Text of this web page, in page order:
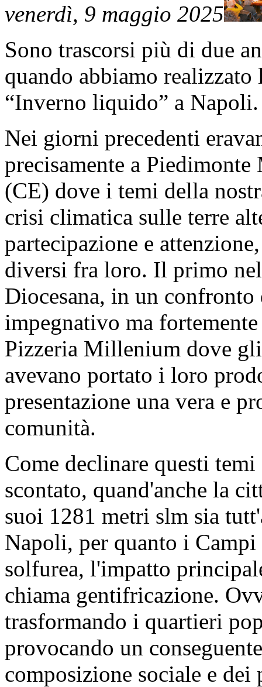
venerdì, 9 maggio 2025
Sono trascorsi più di due
quando abbiamo
“Inverno liquido” a Napoli.
Nei giorni precedenti
precisamente a
(CE) dove i temi della
crisi climatica sulle terre
partecipazione e
diversi fra loro. Il primo
Diocesana, in un
impegnativo ma
Pizzeria Millenium dove
avevano portato i loro
presentazione una vera e
comunità.
Come declinare questi
scontato, quand'anche la
suoi 1281 metri slm sia
Napoli, per quanto i
solfurea, l'impatto
chiama gentifricazione.
trasformando i quartieri
provocando un
composizione sociale e